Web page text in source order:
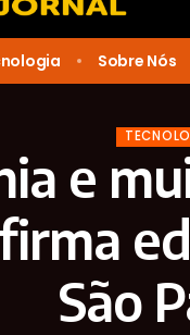
Sobre Nós
e
São